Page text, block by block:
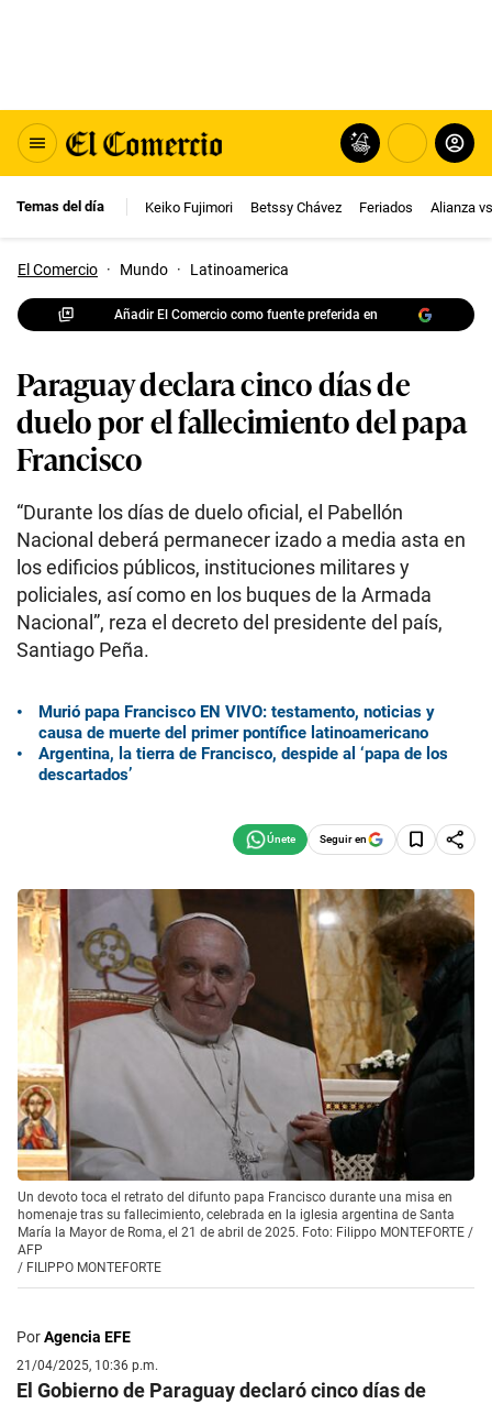
Temas del día Keiko Fujimori Betssy Chávez Feriados Alianza
El Comercio · Mundo · Latinoamerica
Añadir El Comercio como fuente preferida en
Paraguay declara cinco días de
duelo por el fallecimiento del papa
Francisco
“Durante los días de duelo oficial, el Pabellón
Nacional deberá permanecer izado a media asta en
los edificios públicos, instituciones militares y
policiales, así como en los buques de la Armada
Nacional”, reza el decreto del presidente del país,
Santiago Peña.
Murió papa Francisco EN VIVO: testamento, noticias y
causa de muerte del primer pontífice latinoamericano
Argentina, la tierra de Francisco, despide al ‘papa de los
descartados’
Seguir en
Un devoto toca el retrato del difunto papa Francisco durante una misa en
homenaje tras su fallecimiento, celebrada en la iglesia argentina de Santa
María la Mayor de Roma, el 21 de abril de 2025. Foto: Filippo MONTEFORTE /
AFP
/ FILIPPO MONTEFORTE
PorAgencia EFE
21/04/2025, 10:36 p.m.
El Gobierno de Paraguay declaró cinco días de